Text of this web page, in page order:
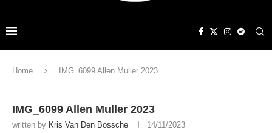
Home IMG_6099 Allen Muller 2023
IMG_6099 Allen Muller 2023
written by Kris Van Den Bossche 14/11/2023